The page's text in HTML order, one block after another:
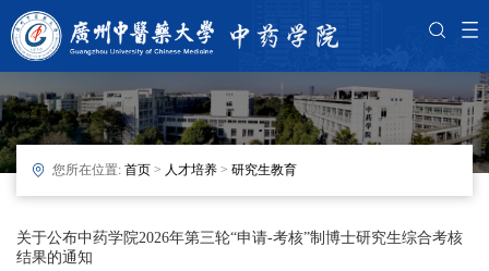
您所在位置: 首页 > 人才培养 > 研究生教育
关于公布中药学院2026年第三轮“申请-考核”制博士研究生综合考核
结果的通知